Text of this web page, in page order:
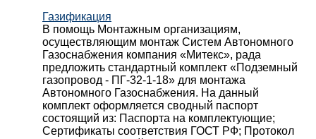
Газификация
В помощь Монтажным организациям,
осуществляющим монтаж Систем Автономного
Газоснабжения компания «Митекс», рада
предложить стандартный комплект «Подземный
газопровод - ПГ-32-1-18» для монтажа
Автономного Газоснабжения. На данный
комплект оформляется сводный паспорт
состоящий из: Паспорта на комплектующие;
Сертификаты соответствия ГОСТ РФ; Протокол